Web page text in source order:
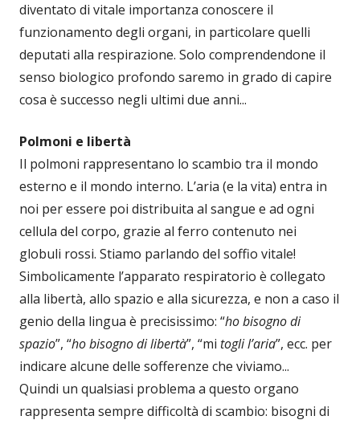
diventato di vitale importanza conoscere il
funzionamento degli organi, in particolare quelli
deputati alla respirazione. Solo comprendendone il
senso biologico profondo saremo in grado di capire
cosa è successo negli ultimi due anni...
Polmoni e libertà
Il polmoni rappresentano lo scambio tra il mondo
esterno e il mondo interno. L’aria (e la vita) entra in
noi per essere poi distribuita al sangue e ad ogni
cellula del corpo, grazie al ferro contenuto nei
globuli rossi. Stiamo parlando del soffio vitale!
Simbolicamente l’apparato respiratorio è collegato
alla libertà, allo spazio e alla sicurezza, e non a caso il
genio della lingua è precisissimo: “ho bisogno di
spazio”, “ho bisogno di libertà”, “mi togli l’aria”, ecc. per
indicare alcune delle sofferenze che viviamo...
Quindi un qualsiasi problema a questo organo
rappresenta sempre difficoltà di scambio: bisogni di